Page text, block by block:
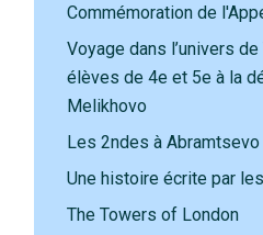
Commémoration de
Voyage dans l’univers
élèves de 4e et 5e à la
Melikhovo
Les 2ndes à Abramtsevo
Une histoire écrite par
The Towers of London